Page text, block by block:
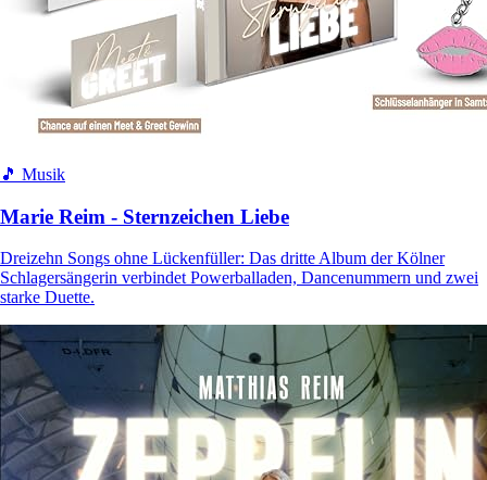
🎵 Musik
Marie Reim - Sternzeichen Liebe
Dreizehn Songs ohne Lückenfüller: Das dritte Album der Kölner
Schlagersängerin verbindet Powerballaden, Dancenummern und zwei
starke Duette.